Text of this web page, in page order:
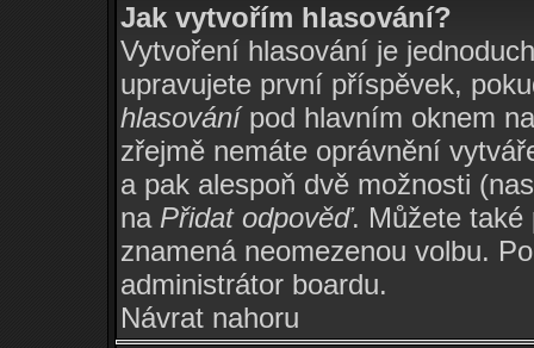
Jak vytvořím hlasování?
Vytvoření hlasování je
upravujete první příspěvek,
hlasovánípod hlavním oknem
zřejmě nemáte oprávnění
a pak alespoň dvě možnosti
na Přidat odpověď. Můžete také
znamená neomezenou volbu.
administrátor boardu.
Návrat nahoru